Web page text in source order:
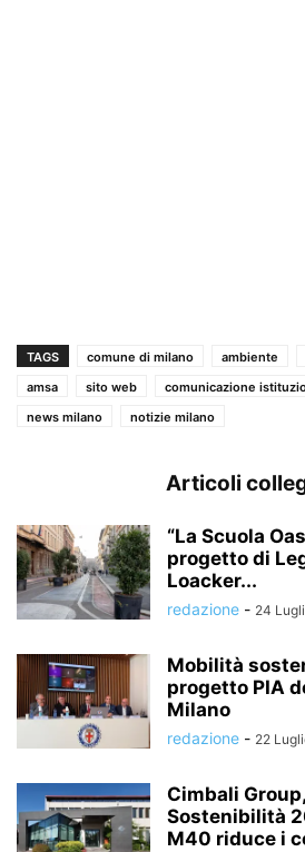
TAGS comune di milano ambiente
amsa
sito web comunicazione
news milano
notizie milano
Articoli
“La Scuola
progetto di
Loacker...
redazione - 24
Mobilità
progetto PIA
Milano
redazione - 22
Cimbali
Sostenibilità
M40 riduce i